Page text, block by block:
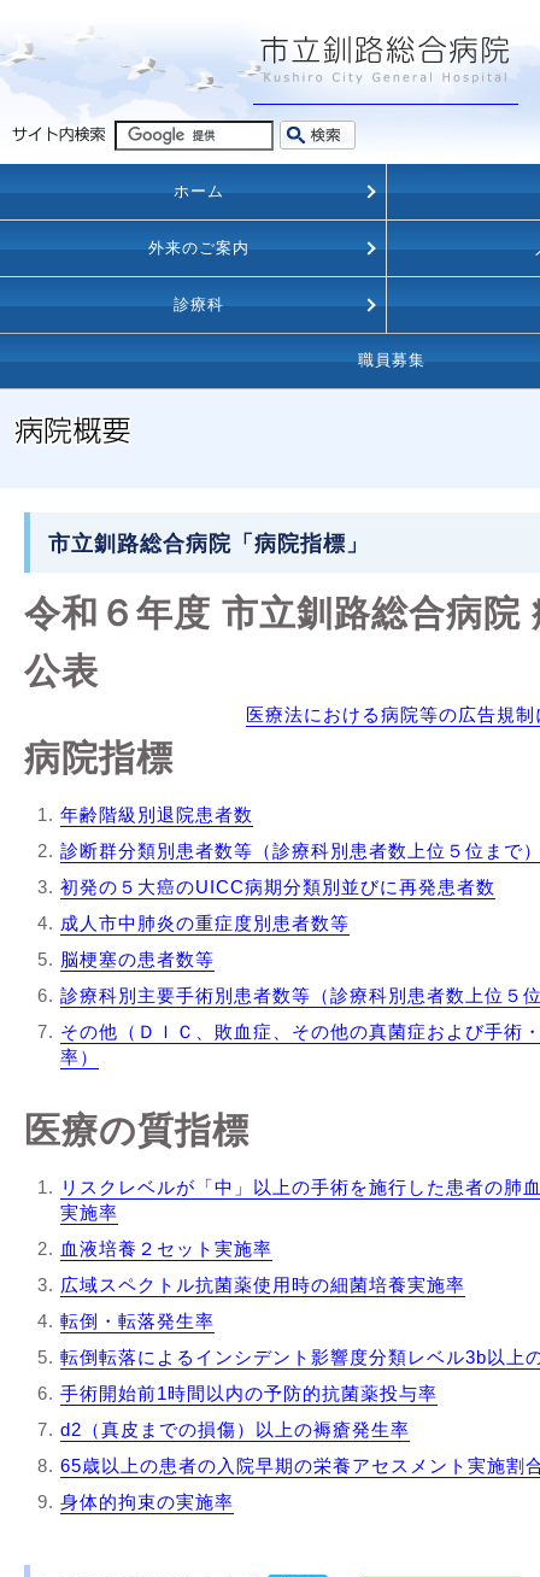
ホーム
外来のご案内
診療科
職員募集
市立釧路総合病院「病院指標」
令和６年度 市立釧路総合病院
公表
医療法における病院等の広告規
病院指標
年齢階級別退院患者数
診断群分類別患者数等（診療科別患者数上位５位まで
初発の５大癌のUICC病期分類別並びに再発患者数
成人市中肺炎の重症度別患者数等
脳梗塞の患者数等
診療科別主要手術別患者数等（診療科別患者数上位５
その他（ＤＩＣ、敗血症、その他の真菌症および手術
率）
医療の質指標
リスクレベルが「中」以上の手術を施行した患者の肺
実施率
血液培養２セット実施率
広域スペクトル抗菌薬使用時の細菌培養実施率
転倒・転落発生率
転倒転落によるインシデント影響度分類レベル3b以上
手術開始前1時間以内の予防的抗菌薬投与率
d2（真皮までの損傷）以上の褥瘡発生率
65歳以上の患者の入院早期の栄養アセスメント実施割
身体的拘束の実施率